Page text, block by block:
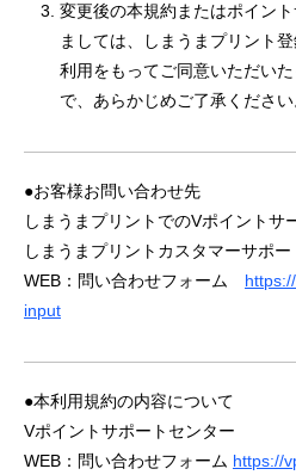
変更後の本規約またはポイン
ましては、しまうまプリント
利用をもってご同意いただい
で、あらかじめご了承ください
●お客様お問い合わせ先
しまうまプリントでのVポイントサ
しまうまプリントカスタマーサポー
WEB：問い合わせフォーム
input
●本利用規約の内容について
Vポイントサポートセンター
WEB：問い合わせフォーム https://